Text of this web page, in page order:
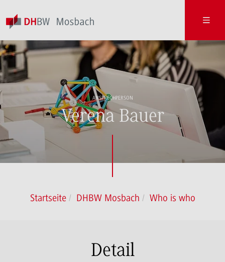
ANSPRECHPERSON
Verena Bauer
Startseite DHBW Mosbach Who is who
Detail